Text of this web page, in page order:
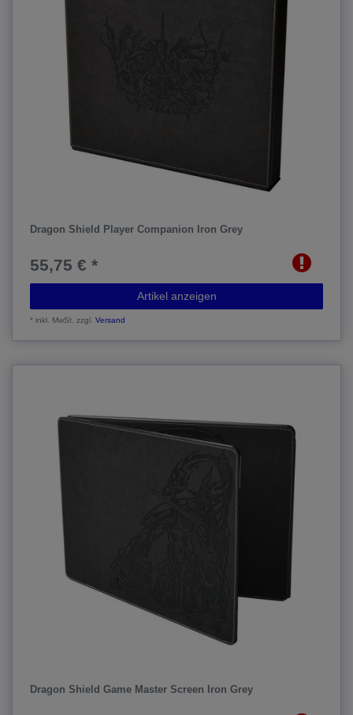
Dragon Shield Player Companion Iron Grey
55,75 € *
Artikel anzeigen
*inkl. MwSt. zzgl.Versand
Dragon Shield Game Master Screen Iron Grey